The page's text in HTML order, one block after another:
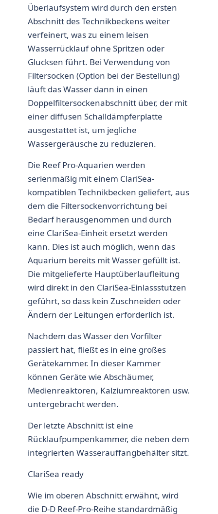
Überlaufsystem wird durch den ersten
Abschnitt des Technikbeckens weiter
verfeinert, was zu einem leisen
Wasserrücklauf ohne Spritzen oder
Glucksen führt. Bei Verwendung von
Filtersocken (Option bei der Bestellung)
läuft das Wasser dann in einen
Doppelfiltersockenabschnitt über, der mit
einer diffusen Schalldämpferplatte
ausgestattet ist, um jegliche
Wassergeräusche zu reduzieren.
Die Reef Pro-Aquarien werden
serienmäßig mit einem ClariSea-
kompatiblen Technikbecken geliefert, aus
dem die Filtersockenvorrichtung bei
Bedarf herausgenommen und durch
eine ClariSea-Einheit ersetzt werden
kann. Dies ist auch möglich, wenn das
Aquarium bereits mit Wasser gefüllt ist.
Die mitgelieferte Hauptüberlaufleitung
wird direkt in den ClariSea-Einlassstutzen
geführt, so dass kein Zuschneiden oder
Ändern der Leitungen erforderlich ist.
Nachdem das Wasser den Vorfilter
passiert hat, fließt es in eine großes
Gerätekammer. In dieser Kammer
können Geräte wie Abschäumer,
Medienreaktoren, Kalziumreaktoren usw.
untergebracht werden.
Der letzte Abschnitt ist eine
Rücklaufpumpenkammer, die neben dem
integrierten Wasserauffangbehälter sitzt.
ClariSea ready
Wie im oberen Abschnitt erwähnt, wird
die D-D Reef-Pro-Reihe standardmäßig